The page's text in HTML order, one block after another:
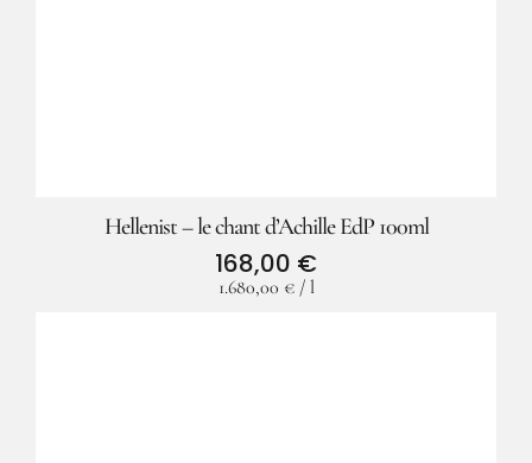
Hellenist – le chant d’Achille EdP 100ml
168,00 €
1.680,00 €/ l